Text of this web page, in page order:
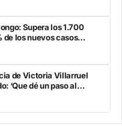
Supera los 1.700
de los nuevos casos
de Victoria Villarruel
‘Que dé un paso al